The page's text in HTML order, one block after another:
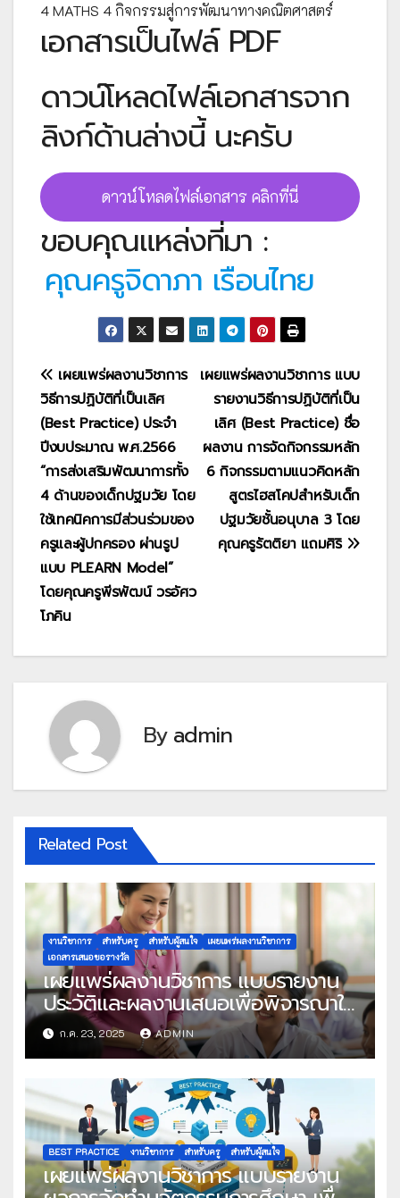
4 MATHS 4 กิจกรรมสู่การพัฒนาทางคณิตศาสตร์
เอกสารเป็นไฟล์ PDF
ดาวน์โหลดไฟล์เอกสารจาก
ลิงก์ด้านล่างนี้ นะครับ
ดาวน์โหลดไฟล์เอกสาร คลิกที่นี่
ขอบคุณแหล่งที่มา :
คุณครูจิดาภา เรือนไทย
แนะแนว
เรื่อง
เผยแพร่ผลงานวิชาการ แบบ
รายงานวิธีการปฏิบัติที่เป็น
เลิศ (Best Practice) ชื่อ
ผลงาน การจัดกิจกรรมหลัก
6 กิจกรรมตามแนวคิดหลัก
สูตรไฮสโคปสำหรับเด็ก
ปฐมวัยชั้นอนุบาล 3 โดย
คุณครูรัตติยา แถมศิริ
เผยแพร่ผลงานวิชาการ
วิธีการปฏิบัติที่เป็นเลิศ
(Best Practice) ประจำ
ปีงบประมาณ พ.ศ.2566
“การส่งเสริมพัฒนาการทั้ง
4 ด้านของเด็กปฐมวัย โดย
ใช้เทคนิคการมีส่วนร่วมของ
ครูและผู้ปกครอง ผ่านรูป
แบบ PLEARN Model”
โดยคุณครูพีรพัฒน์ วรอัศว
โภคิน
Byadmin
Related Post
งานวิชาการ สำหรับครู สำหรับผู้สนใจ
เผยแพร่ผลงานวิชาการ
เอกสารเสนอขอรางวัล
เผยแพร่ผลงานวิชาการ แบบรายงาน
ประวัติและผลงานเสนอเพื่อพิจารณาใน
โครงการครูดีในดวงใจ ประจำปี 2568
ครั้งที่ 22
ก.ค. 23, 2025 ADMIN
BEST PRACTICE งานวิชาการ สำหรับครู สำหรับผู้สนใจ
เผยแพร่ผลงานวิชาการ แบบรายงาน